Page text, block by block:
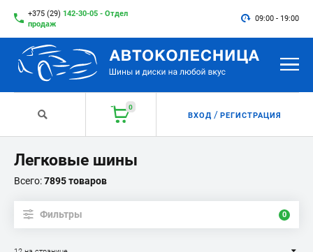
+375 (29) 142-30-05 - Отдел
продаж
09:00 - 19:00
0
ВХОД / РЕГИСТРАЦИЯ
Легковые шины
Всего:7895 товаров
Фильтры 0